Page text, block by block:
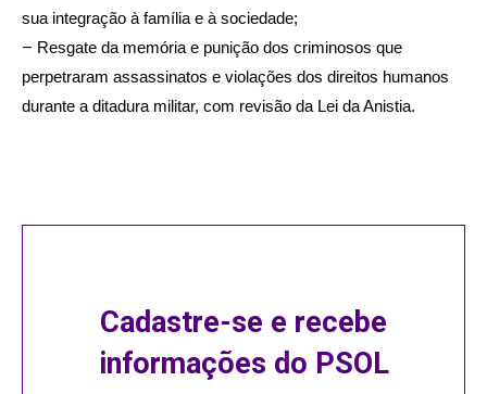
sua integração à família e à sociedade;
– Resgate da memória e punição dos criminosos que
perpetraram assassinatos e violações dos direitos humanos
durante a ditadura militar, com revisão da Lei da Anistia.
Cadastre-se e recebe
informações do PSOL